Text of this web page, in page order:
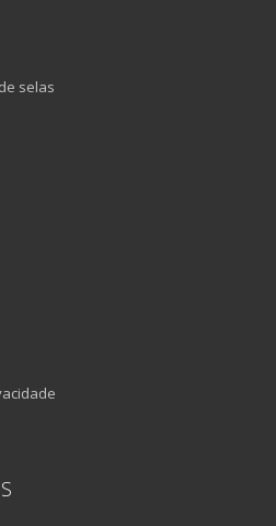
selas